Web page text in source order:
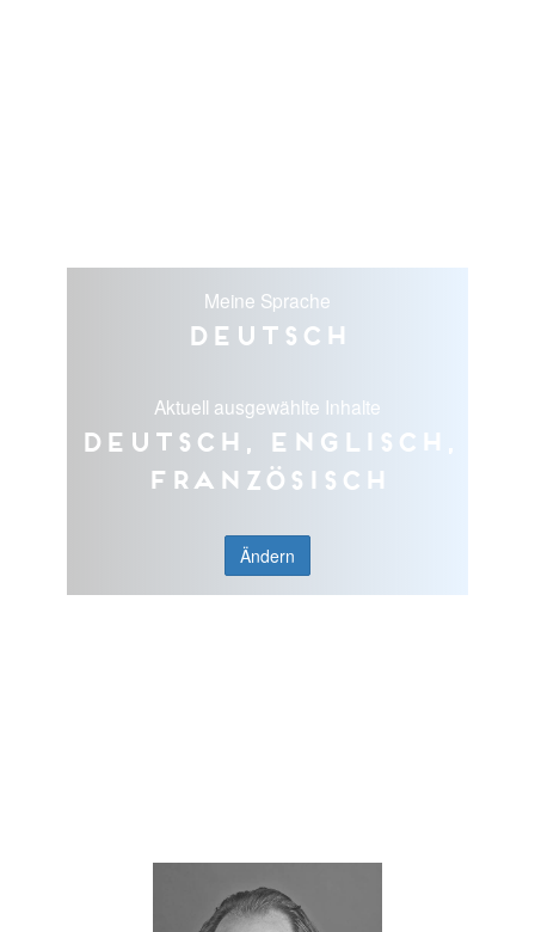
Meine Sprache
Deutsch
Aktuell ausgewählte Inhalte
Deutsch, Englisch,
Französisch
Ändern